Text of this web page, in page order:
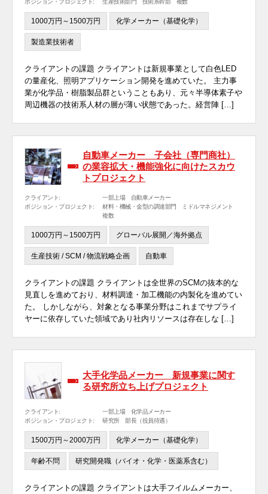
1000万円～1500万円 化学メーカー（基礎化学）
製造業技術者
クライアントの課題 クライアントは新規事業として白色LED
の量産化、照明アプリケーション開発を進めていた。 主力事
業が化学品・樹脂製品群ということもあり、元々半導体素子や
周辺機器の技術系人材の層が薄い状態であった。経営陣 […]
自動車メーカー 子会社（専門商社）
の業容拡大・機能強化に向けたスカウ
トプロジェクト
クライアント:
一部上場 自動車メーカー
ポジション・プロジェクト:
材料・機械・金型の調達部門 ミドルマネジメント
複数
1000万円～1500万円 グローバル展開／海外拠点
生産技術 / SCM / 物流戦略企画 自動車
クライアントの課題 クライアントは全世界のSCMの抜本的な
見直しを進めており、材料調達・加工機能の内製化を進めてい
た。 しかしながら、対象となる事業分野はこれまでサプライ
ヤーに依存していた領域であり社内リソースは存在しな […]
大手化学品メーカー 新規事業に関す
る研究所立ち上げプロジェクト
クライアント:
一部上場 化学品メーカー
ポジション・プロジェクト:
研究所 部長（役員待遇）
1500万円～2000万円 化学メーカー（基礎化学）
年齢不問 研究開発職（バイオ・化学・医薬系含む）
クライアントの課題 クライアントは大手フイルムメーカー、